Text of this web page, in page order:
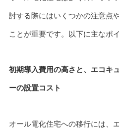
討する際にはいくつかの注意点
ことが重要です。以下に主なポ
初期導入費用の高さと、エコキ
ーの設置コスト
オール電化住宅への移行には、